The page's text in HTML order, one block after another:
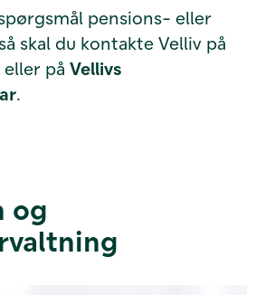
pensions- eller
skal du kontakte Velliv på
på Vellivs
.
og